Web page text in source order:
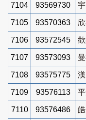
7104 93569730
7105 93570363
7106 93572545
7107 93573093
7108 93575775
7109 93576113
7110 93576486